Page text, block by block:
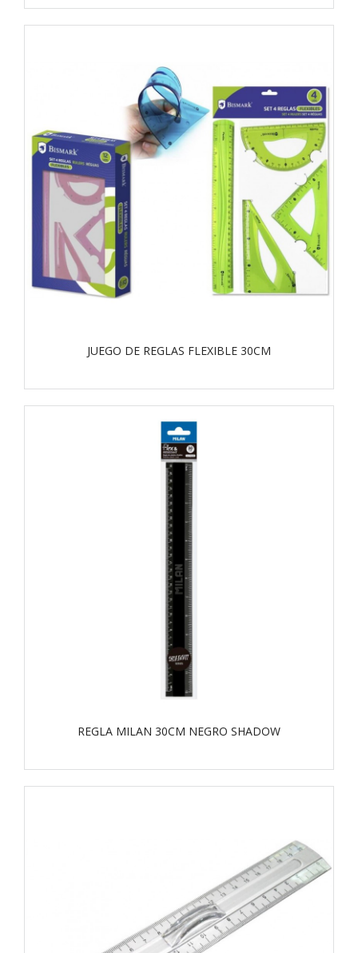
JUEGO DE REGLAS FLEXIBLE 30CM
REGLA MILAN 30CM NEGRO SHADOW